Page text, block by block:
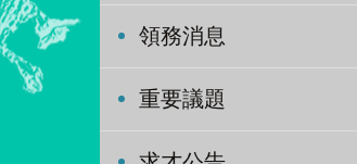
領務消息
重要議題